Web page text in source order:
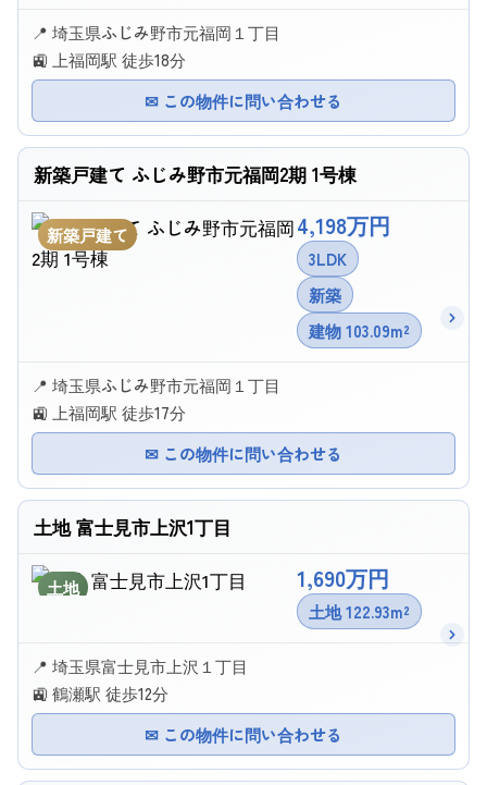
📍 埼玉県ふじみ野市元福岡１丁目
🚉 上福岡駅 徒歩18分
✉ この物件に問い合わせる
新築戸建て ふじみ野市元福岡2期 1号棟
新築戸建て 4,198万円
3LDK
新築
建物 103.09m²
📍 埼玉県ふじみ野市元福岡１丁目
🚉 上福岡駅 徒歩17分
✉ この物件に問い合わせる
土地 富士見市上沢1丁目
土地 1,690万円
土地 122.93m²
📍 埼玉県富士見市上沢１丁目
🚉 鶴瀬駅 徒歩12分
✉ この物件に問い合わせる